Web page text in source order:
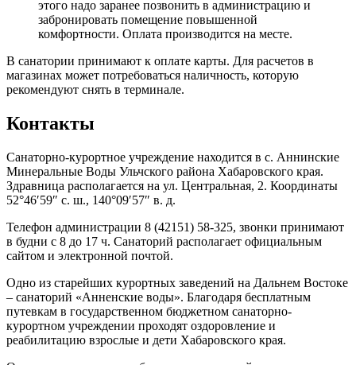
этого надо заранее позвонить в администрацию и
забронировать помещение повышенной
комфортности. Оплата производится на месте.
В санатории принимают к оплате карты. Для расчетов в
магазинах может потребоваться наличность, которую
рекомендуют снять в терминале.
Контакты
Санаторно-курортное учреждение находится в с. Аннинские
Минеральные Воды Ульчского района Хабаровского края.
Здравница располагается на ул. Центральная, 2. Координаты
52°46′59″ с. ш., 140°09′57″ в. д.
Телефон администрации 8 (42151) 58-325, звонки принимают
в будни с 8 до 17 ч. Санаторий располагает официальным
сайтом и электронной почтой.
Одно из старейших курортных заведений на Дальнем Востоке
– санаторий «Анненские воды». Благодаря бесплатным
путевкам в государственном бюджетном санаторно-
курортном учреждении проходят оздоровление и
реабилитацию взрослые и дети Хабаровского края.